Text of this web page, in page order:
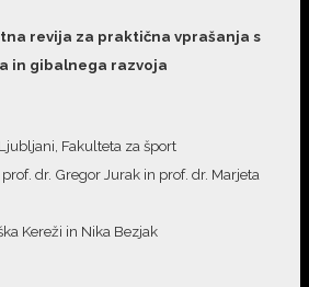
revija za praktična vprašanja s
in gibalnega razvoja
Fakulteta za šport
dr. Gregor Jurak in prof. dr. Marjeta
Kereži in Nika Bezjak